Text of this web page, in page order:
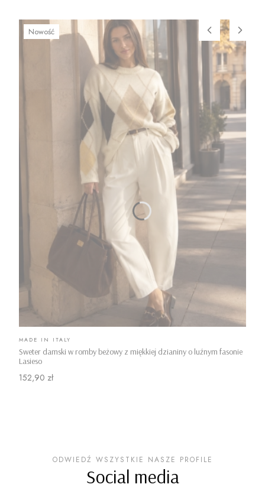
Nowość
Sweter damski w romby beżowy z miękkiej dzianiny o luźnym fasonie
Lasieso
PRODUCENT
MADE IN ITALY
Cena
152,90 zł
ODWIEDŹ WSZYSTKIE NASZE PROFILE
Social media